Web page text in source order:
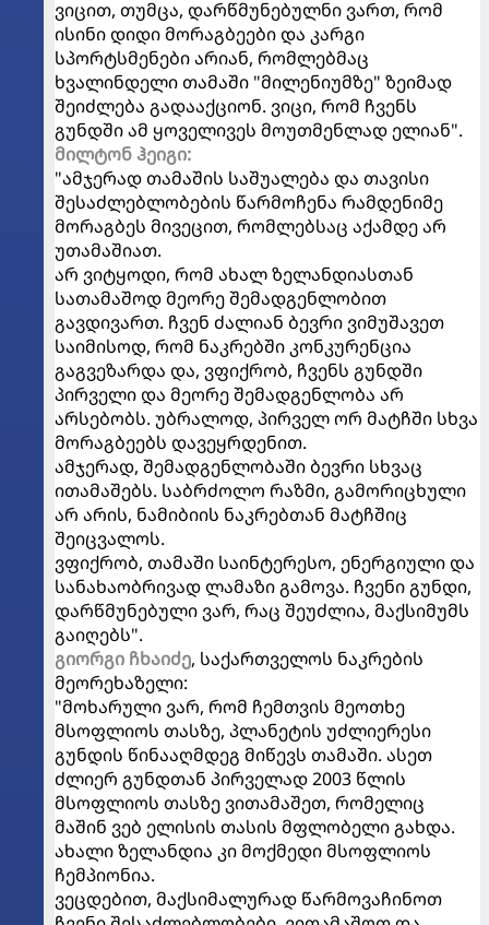
ვიცით, თუმცა, დარწმუნებულნი ვართ, რომ
ისინი დიდი მორაგბეები და კარგი
სპორტსმენები არიან, რომლებმაც
ხვალინდელი თამაში "მილენიუმზე" ზეიმად
შეიძლება გადააქციონ. ვიცი, რომ ჩვენს
გუნდში ამ ყოველივეს მოუთმენლად ელიან".
მილტონ ჰეიგი:
"ამჯერად თამაშის საშუალება და თავისი
შესაძლებლობების წარმოჩენა რამდენიმე
მორაგბეს მივეცით, რომლებსაც აქამდე არ
უთამაშიათ.
არ ვიტყოდი, რომ ახალ ზელანდიასთან
სათამაშოდ მეორე შემადგენლობით
გავდივართ. ჩვენ ძალიან ბევრი ვიმუშავეთ
საიმისოდ, რომ ნაკრებში კონკურენცია
გაგვეზარდა და, ვფიქრობ, ჩვენს გუნდში
პირველი და მეორე შემადგენლობა არ
არსებობს. უბრალოდ, პირველ ორ მატჩში სხვა
მორაგბეებს დავეყრდენით.
ამჯერად, შემადგენლობაში ბევრი სხვაც
ითამაშებს. საბრძოლო რაზმი, გამორიცხული
არ არის, ნამიბიის ნაკრებთან მატჩშიც
შეიცვალოს.
ვფიქრობ, თამაში საინტერესო, ენერგიული და
სანახაობრივად ლამაზი გამოვა. ჩვენი გუნდი,
დარწმუნებული ვარ, რაც შეუძლია, მაქსიმუმს
გაიღებს".
გიორგი ჩხაიძე, საქართველოს ნაკრების
მეორეხაზელი:
"მოხარული ვარ, რომ ჩემთვის მეოთხე
მსოფლიოს თასზე, პლანეტის უძლიერესი
გუნდის წინააღმდეგ მიწევს თამაში. ასეთ
ძლიერ გუნდთან პირველად 2003 წლის
მსოფლიოს თასზე ვითამაშეთ, რომელიც
მაშინ ვებ ელისის თასის მფლობელი გახდა.
ახალი ზელანდია კი მოქმედი მსოფლიოს
ჩემპიონია.
ვეცდებით, მაქსიმალურად წარმოვაჩინოთ